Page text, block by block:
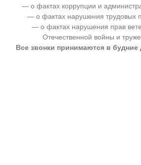
— о фактах коррупции и
— о фактах нарушения трудовых
— о фактах нарушения прав
Отечественной войны и
Все звонки принимаются в будние